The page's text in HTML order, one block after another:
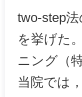
two-step
を挙げた
ニング（
当院では